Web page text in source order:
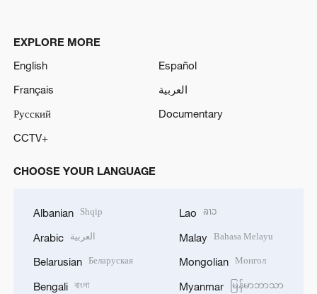
EXPLORE MORE
English
Español
Français
العربية
Русский
Documentary
CCTV+
CHOOSE YOUR LANGUAGE
Albanian Shqip
Arabic العربية
Belarusian Беларуская
Bengali বাংলা
Lao ລາວ
Malay Bahasa Melayu
Mongolian Монгол
Myanmar မြန်မာဘာသာ